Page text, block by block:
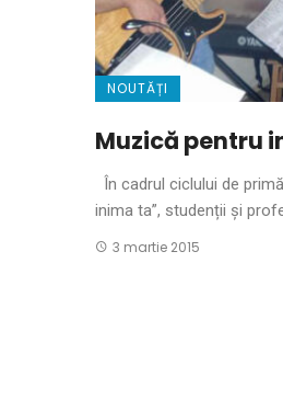
NOUTĂȚI
Muzică pentru
În cadrul ciclului de
inima ta”, studenții și
3 martie 2015